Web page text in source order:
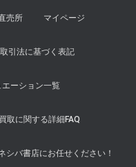
売所 マイページ
引法に基づく表記
ーション一覧
取に関する詳細FAQ
シバ書店にお任せください！